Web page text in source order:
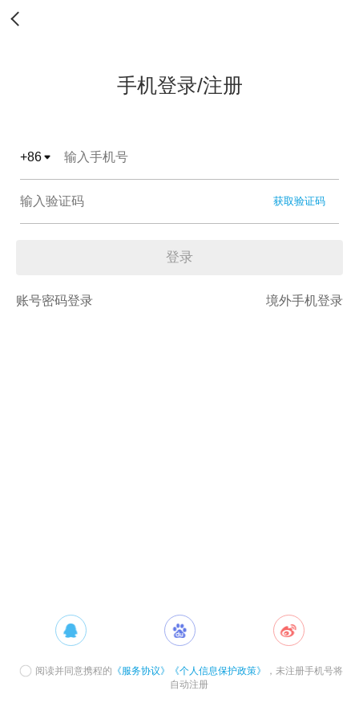
手机登录/注册
+86
获取验证码
登录
账号密码登录 境外手机登录
阅读并同意携程的 《服务协议》 《个人信息保护政策》
，未注册手机号将
自动注册